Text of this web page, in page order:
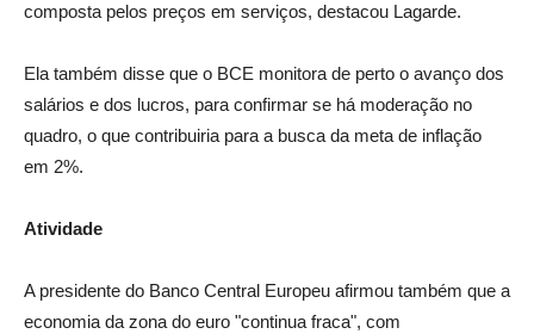
composta pelos preços em serviços, destacou Lagarde.
Ela também disse que o BCE monitora de perto o avanço dos
salários e dos lucros, para confirmar se há moderação no
quadro, o que contribuiria para a busca da meta de inflação
em 2%.
Atividade
A presidente do Banco Central Europeu afirmou também que a
economia da zona do euro "continua fraca", com